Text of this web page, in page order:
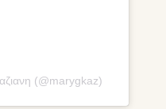
(@marygkaz)